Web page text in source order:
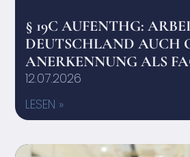
§ 19C AUFENTHG:
DEUTSCHLAND AUCH
ANERKENNUNG ALS
12.07.2026
LESEN »